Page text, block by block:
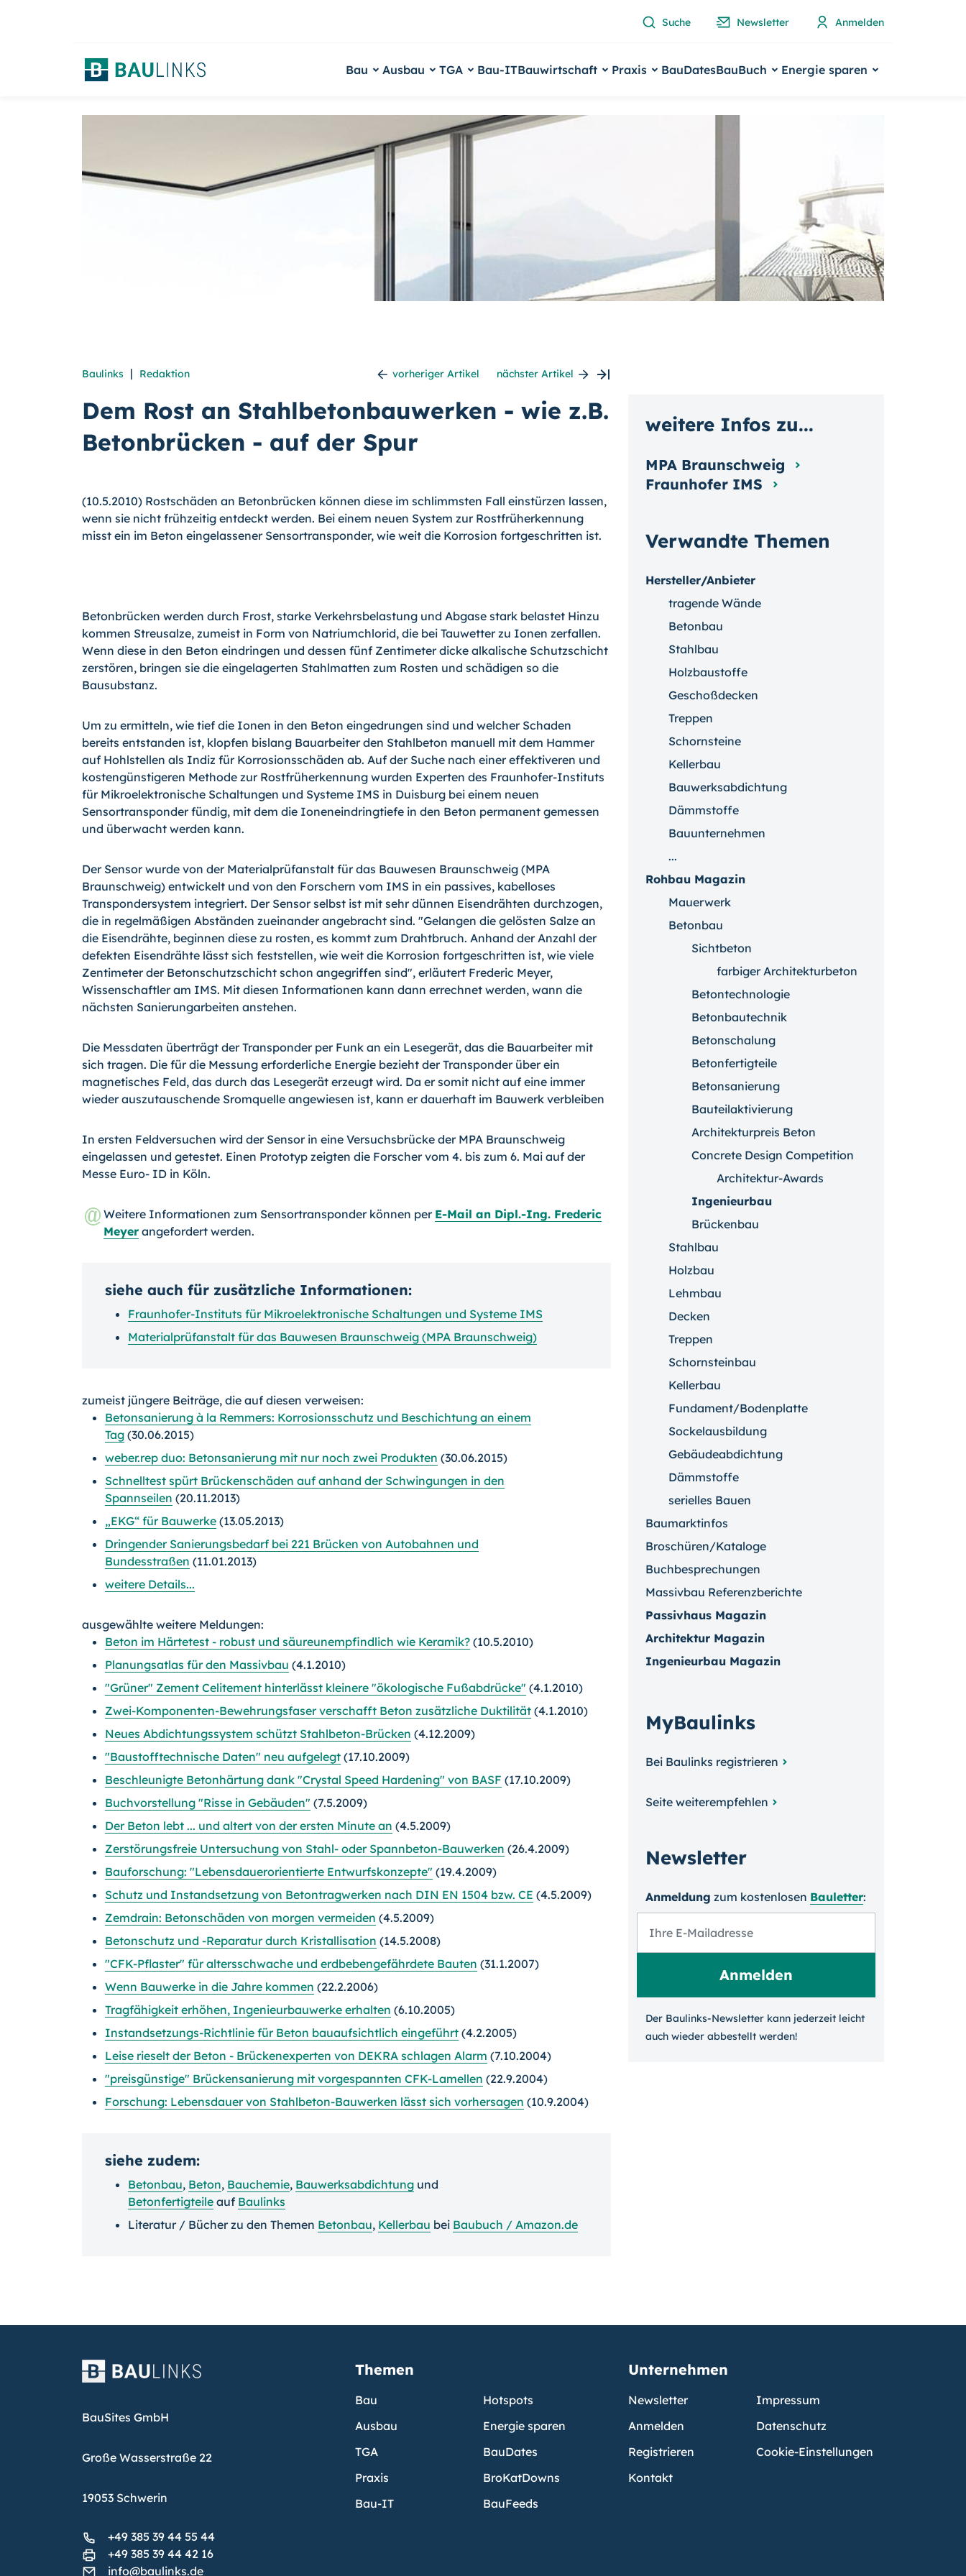
Suche Newsletter Anmelden
Bau Ausbau TGA Bau-ITBauwirtschaft Praxis BauDatesBauBuch Energie sparen
Baulinks | Redaktion vorheriger Artikel nächster Artikel
Dem Rost an Stahlbetonbauwerken - wie z.B.
Betonbrücken - auf der Spur
(10.5.2010) Rostschäden an Betonbrücken können diese im schlimmsten Fall einstür­zen lassen,
wenn sie nicht frühzeitig entdeckt werden. Bei einem neuen System zur Rostfrüherkennung
misst ein im Beton eingelassener Sensortransponder, wie weit die Korrosion fortgeschritten ist.
Betonbrücken werden durch Frost, starke Verkehrsbelastung und Abgase stark belastet Hinzu
kommen Streusalze, zumeist in Form von Natriumchlorid, die bei Tauwetter zu Ionen zerfallen.
Wenn diese in den Beton eindringen und dessen fünf Zentimeter dicke alkalische Schutzschicht
zerstören, bringen sie die eingelagerten Stahlmatten zum Rosten und schädigen so die
Bausubstanz.
Um zu ermitteln, wie tief die Ionen in den Beton eingedrungen sind und welcher Schaden
bereits entstanden ist, klopfen bislang Bauarbeiter den Stahlbeton manuell mit dem Hammer
auf Hohlstellen als Indiz für Korrosionsschäden ab. Auf der Suche nach einer effektiveren und
kostengünstigeren Methode zur Rostfrüherkennung wurden Experten des Fraunhofer-Instituts
für Mikroelektronische Schaltungen und Systeme IMS in Duisburg bei einem neuen
Sensortransponder fündig, mit dem die Ioneneindringtiefe in den Beton permanent gemessen
und überwacht werden kann.
Der Sensor wurde von der Materialprüfanstalt für das Bauwesen Braunschweig (MPA
Braunschweig) entwickelt und von den Forschern vom IMS in ein passives, kabelloses
Transpondersystem integriert. Der Sensor selbst ist mit sehr dünnen Eisendrähten durchzogen,
die in regelmäßigen Abständen zueinander angebracht sind. "Gelangen die gelösten Salze an
die Eisendrähte, beginnen diese zu rosten, es kommt zum Draht­bruch. Anhand der Anzahl der
defekten Eisendrähte lässt sich feststellen, wie weit die Korrosion fortgeschritten ist, wie viele
Zentimeter der Betonschutzschicht schon angegriffen sind", erläutert Frederic Meyer,
Wissenschaftler am IMS. Mit diesen Informationen kann dann errechnet werden, wann die
nächsten Sanierungarbeiten anstehen.
Die Messdaten überträgt der Transponder per Funk an ein Lesegerät, das die Bauar­beiter mit
sich tragen. Die für die Messung erforderliche Energie bezieht der Trans­ponder über ein
magnetisches Feld, das durch das Lesegerät erzeugt wird. Da er somit nicht auf eine immer
wieder auszutauschende Sromquelle angewiesen ist, kann er dauerhaft im Bauwerk verbleiben
In ersten Feldversuchen wird der Sensor in eine Versuchsbrücke der MPA Braunschweig
eingelassen und getestet. Einen Prototyp zeigten die Forscher vom 4. bis zum 6. Mai auf der
Messe Euro- ID in Köln.
Weitere Informationen zum Sensortransponder können per E-Mail an Dipl.-Ing. Frederic
Meyer angefordert werden.
siehe auch für zusätzliche Informationen:
Fraunhofer-Instituts für Mikroelektronische Schaltungen und Systeme IMS
Materialprüfanstalt für das Bauwesen Braunschweig (MPA Braunschweig)
zumeist jüngere Beiträge, die auf diesen verweisen:
Betonsanierung à la Remmers: Korrosionsschutz und Beschichtung an einem
Tag (30.06.2015)
weber.rep duo: Betonsanierung mit nur noch zwei Produkten (30.06.2015)
Schnelltest spürt Brückenschäden auf anhand der Schwingungen in den
Spannseilen (20.11.2013)
„EKG“ für Bauwerke (13.05.2013)
Dringender Sanierungsbedarf bei 221 Brücken von Autobahnen und
Bundesstraßen (11.01.2013)
weitere Details...
ausgewählte weitere Meldungen:
Beton im Härtetest - robust und säureunempfindlich wie Keramik? (10.5.2010)
Planungsatlas für den Massivbau (4.1.2010)
"Grüner" Zement Celitement hinterlässt kleinere "ökologische Fußabdrücke" (4.1.2010)
Zwei-Komponenten-Bewehrungsfaser verschafft Beton zusätzliche Duktilität (4.1.2010)
Neues Abdichtungssystem schützt Stahlbeton-Brücken (4.12.2009)
"Baustofftechnische Daten" neu aufgelegt (17.10.2009)
Beschleunigte Betonhärtung dank "Crystal Speed Hardening" von BASF (17.10.2009)
Buchvorstellung "Risse in Gebäuden" (7.5.2009)
Der Beton lebt ... und altert von der ersten Minute an (4.5.2009)
Zerstörungsfreie Untersuchung von Stahl- oder Spannbeton-Bauwerken (26.4.2009)
Bauforschung: "Lebensdauerorientierte Entwurfskonzepte" (19.4.2009)
Schutz und Instandsetzung von Betontragwerken nach DIN EN 1504 bzw. CE (4.5.2009)
Zemdrain: Betonschäden von morgen vermeiden (4.5.2009)
Betonschutz und -Reparatur durch Kristallisation (14.5.2008)
"CFK-Pflaster" für altersschwache und erdbebengefährdete Bauten (31.1.2007)
Wenn Bauwerke in die Jahre kommen (22.2.2006)
Tragfähigkeit erhöhen, Ingenieurbauwerke erhalten (6.10.2005)
Instandsetzungs-Richtlinie für Beton bauaufsichtlich eingeführt (4.2.2005)
Leise rieselt der Beton - Brückenexperten von DEKRA schlagen Alarm (7.10.2004)
"preisgünstige" Brückensanierung mit vorgespannten CFK-Lamellen (22.9.2004)
Forschung: Lebensdauer von Stahlbeton-Bauwerken lässt sich vorhersagen (10.9.2004)
siehe zudem:
Betonbau, Beton, Bauchemie, Bauwerksabdichtung und
Betonfertigteile auf Baulinks
Literatur / Bücher zu den Themen Betonbau, Kellerbau bei Baubuch / Amazon.de
Verwandte Themen
Hersteller/Anbieter
tragende Wände
Betonbau
Stahlbau
Holzbaustoffe
Geschoßdecken
Treppen
Schornsteine
Kellerbau
Bauwerksabdichtung
Dämmstoffe
Bauunternehmen
...
Rohbau Magazin
Mauerwerk
Betonbau
Sichtbeton
farbiger Architekturbeton
Betontechnologie
Betonbautechnik
Betonschalung
Betonfertigteile
Betonsanierung
Bauteilaktivierung
Architekturpreis Beton
Concrete Design Competition
Architektur-Awards
Ingenieurbau
Brückenbau
Stahlbau
Holzbau
Lehmbau
Decken
Treppen
Schornsteinbau
Kellerbau
Fundament/Bodenplatte
Sockelausbildung
Gebäudeabdichtung
Dämmstoffe
serielles Bauen
Baumarktinfos
Broschüren/Kataloge
Buchbesprechungen
Massivbau Referenzberichte
Passivhaus Magazin
Architektur Magazin
Ingenieurbau Magazin
MyBaulinks
Bei Baulinks registrieren
Seite weiterempfehlen
Newsletter
Anmeldung zum kosten­losen Bauletter:
Der Baulinks-Newsletter kann jeder­zeit leicht
auch wieder ab­bestellt werden!
weitere Infos zu...
MPA Braunschweig
Fraunhofer IMS
BauSites GmbH
Große Wasserstraße 22
19053 Schwerin
+49 385 39 44 55 44
+49 385 39 44 42 16
info@baulinks.de
Themen
Bau
Ausbau
TGA
Praxis
Bau-IT
Hotspots
Energie sparen
BauDates
BroKatDowns
BauFeeds
Unternehmen
Newsletter
Anmelden
Registrieren
Kontakt
Impressum
Datenschutz
Cookie-Einstellungen